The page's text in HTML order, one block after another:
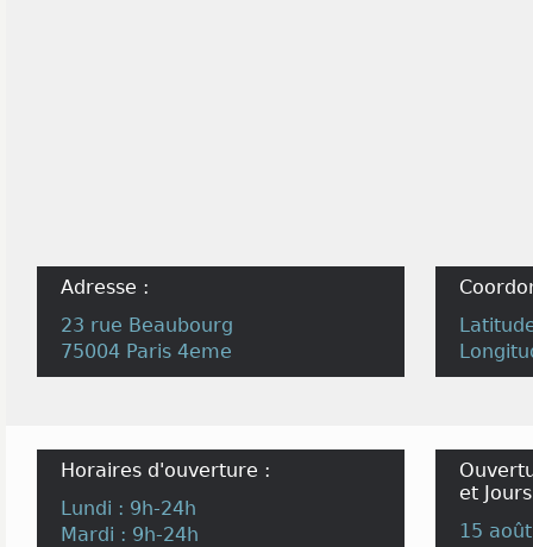
Adresse :
23 rue Beaubourg
75004 Paris 4eme
Horaires d'ouverture :
Lundi : 9h-24h
Mardi : 9h-24h
et
15 août